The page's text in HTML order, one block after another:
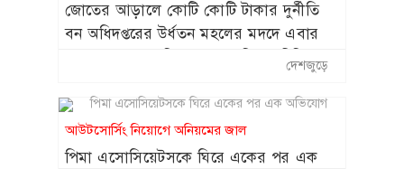
জোতের আড়ালে কোটি কোটি টাকার দুর্নীতি
বন অধিদপ্তরের উর্ধতন মহলের মদদে এবার
লামায় রেঞ্জার কবিরের নতুন ‘ডিপো-টিপি’
দেশজুড়ে
আউটসোর্সিং নিয়োগে অনিয়মের জাল
পিমা এসোসিয়েটসকে ঘিরে একের পর এক